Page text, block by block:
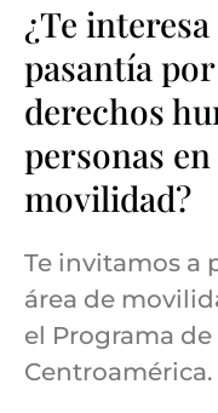
¿Te
pasantía
derechos
personas
movilidad?
Te invitamos a
área de
el Programa de
Centroamérica.